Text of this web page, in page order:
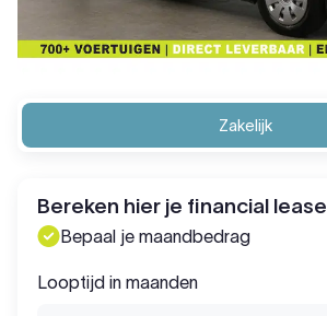
Zakelijk
Bereken hier je financial lease
Bepaal je maandbedrag
Looptijd in maanden